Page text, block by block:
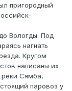
пригородный
Вологды. Под
нагнать
Кругом
написаны их
реки Сямба,
паровоз у